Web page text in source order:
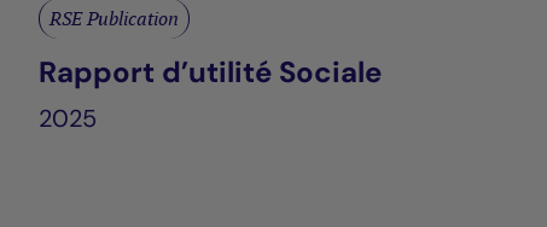
RSE Publication
Rapport d’utilité Sociale
2025